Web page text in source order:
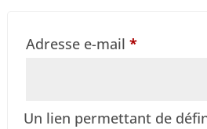
Adresse e-mail *Obligatoire
Un lien permettant de